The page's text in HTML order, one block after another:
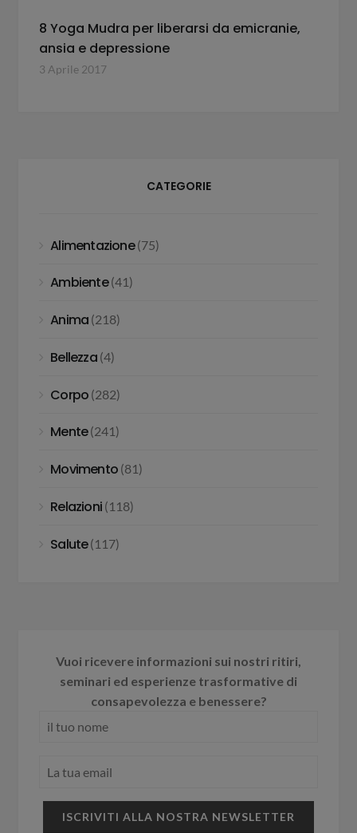
8 Yoga Mudra per liberarsi da emicranie,
ansia e depressione
3 Aprile 2017
CATEGORIE
Alimentazione(75)
Ambiente(41)
Anima (218)
Bellezza(4)
Corpo (282)
Mente(241)
Movimento(81)
Relazioni(118)
Salute(117)
Vuoi ricevere informazioni sui nostri ritiri,
seminari ed esperienze trasformative di
consapevolezza e benessere?